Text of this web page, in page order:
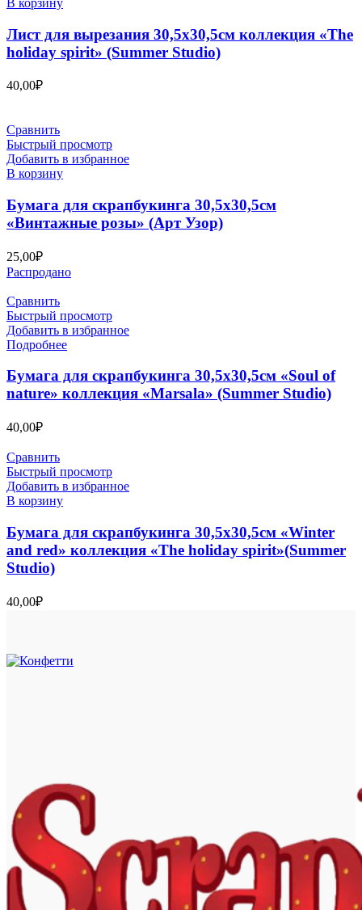
Лист для вырезания 30,5х30,5см коллекция «The
holiday spirit» (Summer Studio)
40,00₽
Сравнить
Быстрый просмотр
Добавить в избранное
В корзину
Бумага для скрапбукинга 30,5х30,5см
«Винтажные розы» (Арт Узор)
25,00₽
Распродано
Сравнить
Быстрый просмотр
Добавить в избранное
Подробнее
Бумага для скрапбукинга 30,5х30,5см «Soul of
nature» коллекция «Marsala» (Summer Studio)
40,00₽
Сравнить
Быстрый просмотр
Добавить в избранное
В корзину
Бумага для скрапбукинга 30,5х30,5см «Winter
and red» коллекция «The holiday spirit»(Summer
Studio)
40,00₽